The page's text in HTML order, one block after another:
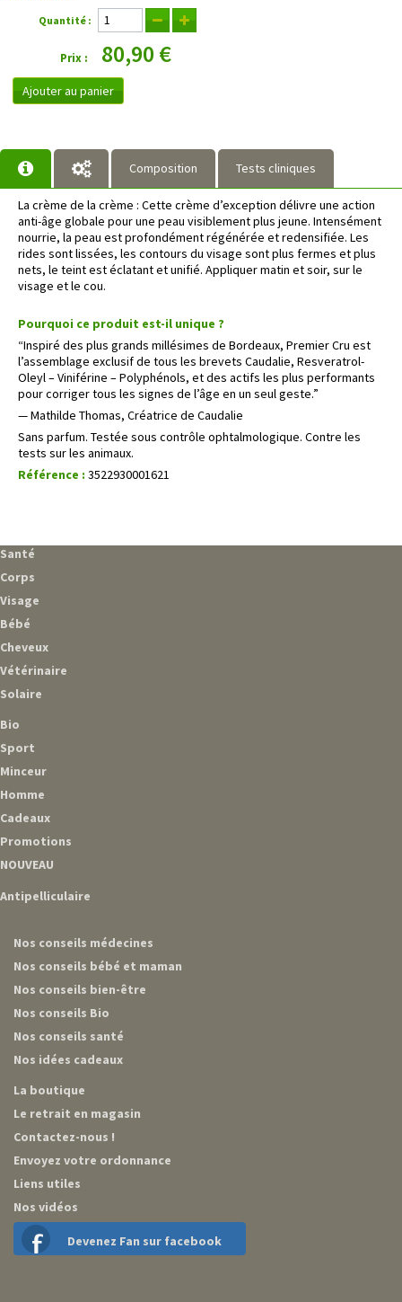
Quantité :
Prix : 80,90 €
Ajouter au panier
Composition Tests cliniques
La crème de la crème : Cette crème d’exception délivre une action
anti-âge globale pour une peau visiblement plus jeune. Intensément
nourrie, la peau est profondément régénérée et redensifiée. Les
rides sont lissées, les contours du visage sont plus fermes et plus
nets, le teint est éclatant et unifié. Appliquer matin et soir, sur le
visage et le cou.
Pourquoi ce produit est-il unique ?
“Inspiré des plus grands millésimes de Bordeaux, Premier Cru est
l’assemblage exclusif de tous les brevets Caudalie, Resveratrol-
Oleyl – Viniférine – Polyphénols, et des actifs les plus performants
pour corriger tous les signes de l’âge en un seul geste.”
— Mathilde Thomas, Créatrice de Caudalie
Sans parfum. Testée sous contrôle ophtalmologique. Contre les
tests sur les animaux.
Référence : 3522930001621
Santé
Corps
Visage
Bébé
Cheveux
Vétérinaire
Solaire
Bio
Sport
Minceur
Homme
Cadeaux
Promotions
NOUVEAU
Antipelliculaire
Nos conseils médecines
Nos conseils bébé et maman
Nos conseils bien-être
Nos conseils Bio
Nos conseils santé
Nos idées cadeaux
La boutique
Le retrait en magasin
Contactez-nous !
Envoyez votre ordonnance
Liens utiles
Nos vidéos
Devenez Fan sur facebook